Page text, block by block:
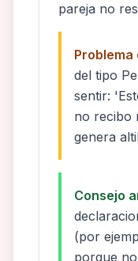
pareja no
Problema
del tipo
sentir:
no recibo
genera
Consejo
(por
porque